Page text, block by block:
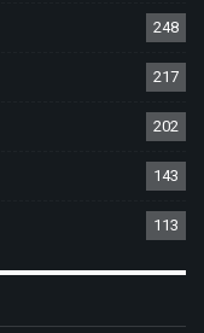
248
217
202
143
113